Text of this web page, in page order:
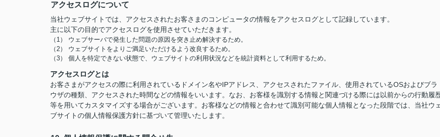
アクセスログについて
当社ウェブサイトでは、アクセスされたお客さまのコンピュータの情報をアクセスログとして記録しています。
主に以下の目的でアクセスログを使用させていただきます。
（1） ウェブサーバで発生した問題の原因を突き止め解決するため。
（2） ウェブサイトをよりご満足いただけるよう改良するため。
（3） 個人を特定できない状態で、ウェブサイトの利用状況などを統計資料として利用するため。
アクセスログとは
お客さまがアクセスの際に利用されているドメイン名やIPアドレス、アクセスされたファイル、使用されているOSおよびブラ
ウザの種類、アクセスされた時間などの情報をいいます。なお、お客様を識別する情報と関連づける際には以前からの行動履
等を用いてカスタマイズする場合がございます。お客様などの情報と合わせて識別可能な個人情報となった段階では、当社ウェ
ブサイトの個人情報保護方針に基づいて管理いたします。